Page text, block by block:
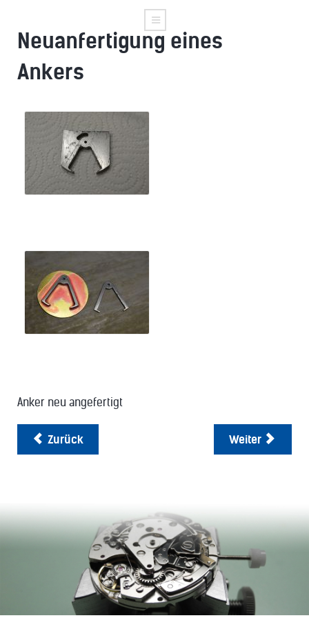
Neuanfertigung eines
Ankers
Anker neu angefertigt
Zurück Weiter